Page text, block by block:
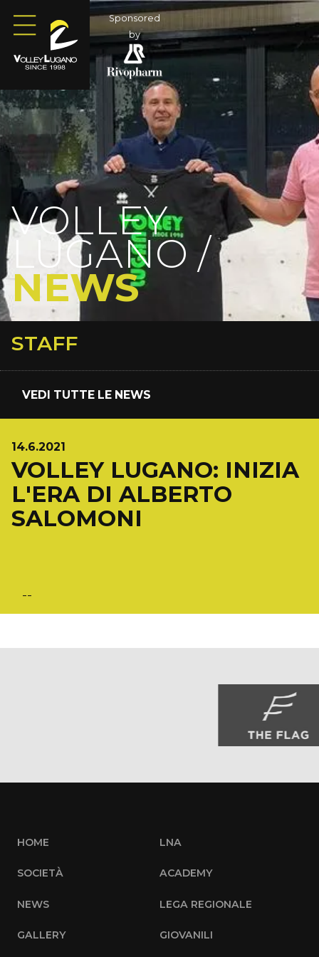
Sponsored
by
VOLLEY
LUGANO /
NEWS
STAFF
VEDI TUTTE LE NEWS
14.6.2021
VOLLEY LUGANO: INIZIA
L'ERA DI ALBERTO
SALOMONI
--
HOME
SOCIETÀ
NEWS
GALLERY
LNA
ACADEMY
LEGA REGIONALE
GIOVANILI